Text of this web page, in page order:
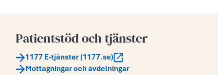
Patientstöd och tjänster
1177 E-tjänster (1177.se)
Mottagningar och avdelningar